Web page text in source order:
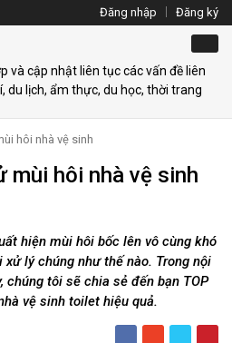
Đăng nhập Đăng ký
hôi nhà vệ sinh
mùi hôi nhà vệ sinh
hiện mùi hôi bốc lên vô cùng khó
lý chúng như thế nào. Trong nội
chúng tôi sẽ chia sẻ đến bạn TOP
vệ sinh toilet hiệu quả.